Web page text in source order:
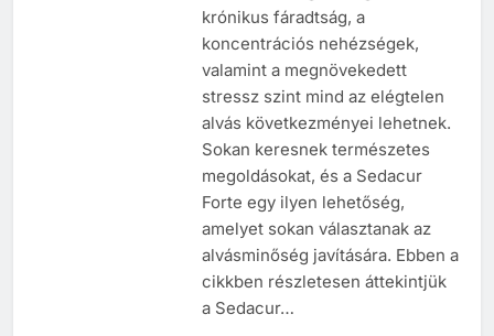
krónikus fáradtság, a
koncentrációs nehézségek,
valamint a megnövekedett
stressz szint mind az elégtelen
alvás következményei lehetnek.
Sokan keresnek természetes
megoldásokat, és a Sedacur
Forte egy ilyen lehetőség,
amelyet sokan választanak az
alvásminőség javítására. Ebben a
cikkben részletesen áttekintjük
a Sedacur…